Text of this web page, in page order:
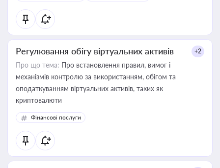
Регулювання обігу віртуальних активів +2
Про що тема: Про встановлення правил, вимог і
механізмів контролю за використанням, обігом та
оподаткуванням віртуальних активів, таких як
криптовалюти
Фінансові послуги